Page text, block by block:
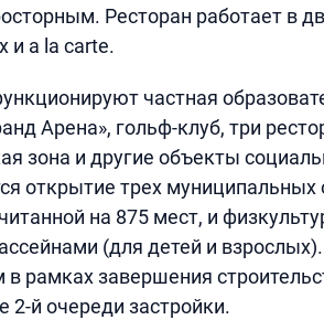
Ресторан работает в
и a la carte.
частная
Арена», гольф-клуб, три
зона и другие объекты
открытие трех муниципальных
на 875 мест, и
(для детей и
рамках завершения
2-й очереди застройки.